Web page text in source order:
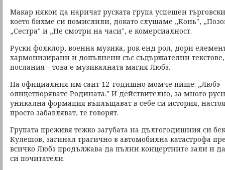
Макар някои да наричат руската група успешен
което бихме си помислили, докато слушаме „Конь",
„Сестра" и „Не смотри на часи", е комерсиалност.
Руски фолклор, военна музика, рок енд рол, дори
хармонизирани и допълнени със съдържателни
послания – това е музикалната магия Любэ.
На официалния им сайт 12-годишно момче пише: „Любэ
олицетворявате Родината." И действително, за много
уникална формация въплъщават в себе си история,
просто забавляват, те говорят.
Групата преживя тежко загубата на дългогодишния си
Кулешов, загинал трагично в автомобилна катастрофа
всичко Любэ продължава да пълни концертните зали и
си почитатели.